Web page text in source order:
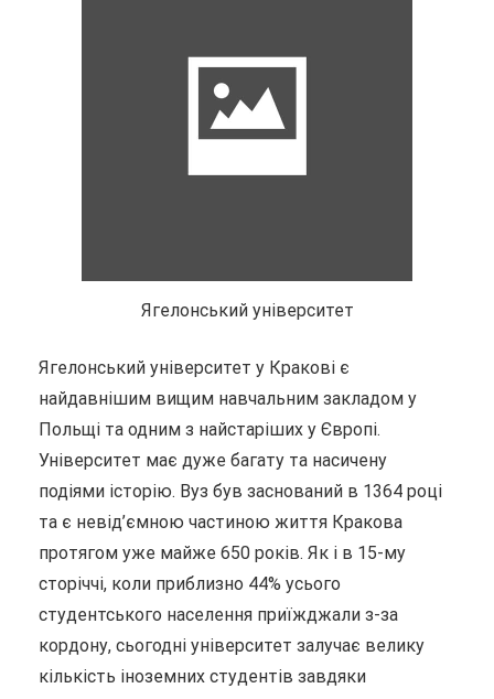
Ягелонський університет
Ягелонський університет у Кракові є
найдавнішим вищим навчальним закладом у
Польщі та одним з найстаріших у Європі.
Університет має дуже багату та насичену
подіями історію. Вуз був заснований в 1364 році
та є невід’ємною частиною життя Кракова
протягом уже майже 650 років. Як і в 15-му
сторіччі, коли приблизно 44% усього
студентського населення приїжджали з-за
кордону, сьогодні університет залучає велику
кількість іноземних студентів завдяки